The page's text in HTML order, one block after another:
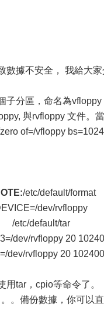
數據不安全， 我給大
子分區，命名為
與rvfloppy 文件。
of=/vfloppy
/etc/default/format
dev/rvfloppy
/etc/default/tar
dev/rvfloppy 20
dev/rvfloppy 20
tar，cpio等命令了。
。備份數據，你可以